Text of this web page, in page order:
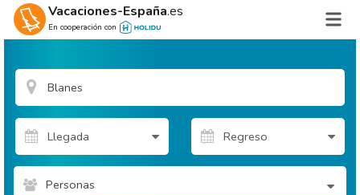
Vacaciones-España.es
En cooperación con
Personas